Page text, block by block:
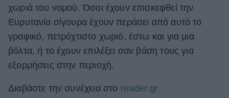
Χωρίς Ταμπέλες
Women's Forum
Hautes Grecians
χωριά του νομού. Όσοι έχουν επισκεφθεί την
Ευρυτανία σίγουρα έχουν περάσει από αυτό το
γραφικό, πετρόχτιστο χωριό, έστω και για μια
βόλτα, ή το έχουν επιλέξει σαν βάση τους για
εξορμήσεις στην περιοχή.
Διαβάστε την συνέχεια στο reader.gr